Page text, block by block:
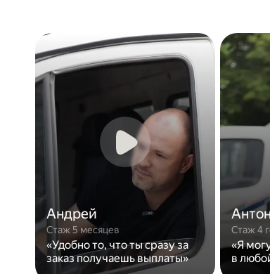
Андрей
Стаж 5 месяцев
«Удобно то, что ты сразу за
заказ получаешь выплаты»
Стаж 4
«Я
в